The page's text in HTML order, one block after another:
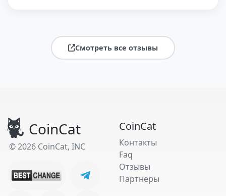
Смотреть все отзывы
CoinCat
© 2026 CoinCat, INC
CoinCat
Контакты
Faq
Отзывы
Партнеры